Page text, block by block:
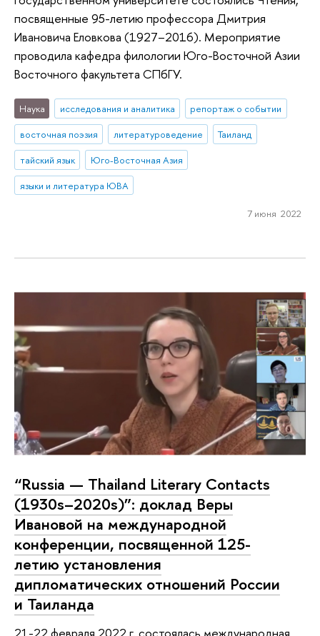
посвященные 95-летию профессора Дмитрия
Ивановича Еловкова (1927–2016). Мероприятие
проводила кафедра филологии Юго-Восточной Азии
Восточного факультета СПбГУ.
Наука исследования и аналитика
репортаж о событии
восточная поэзия
литературоведение
Таиланд
тайский язык
Юго-Восточная Азия
языки и литература ЮВА
7 июня 2022
“Russia — Thailand Literary Contacts
(1930s–2020s)”: доклад Веры
Ивановой на международной
конференции, посвященной 125-
летию установления
дипломатических отношений России
и Таиланда
21-22 февраля 2022 г. состоялась международная